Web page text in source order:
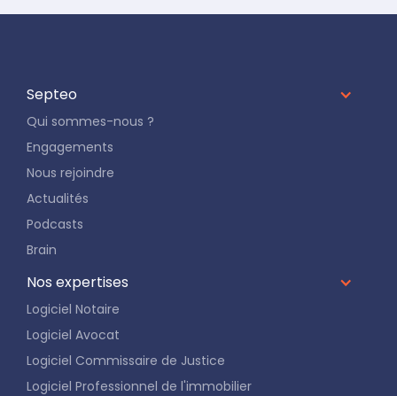
Septeo
Qui sommes-nous ?
Engagements
Nous rejoindre
Actualités
Podcasts
Brain
Nos expertises
Logiciel Notaire
Logiciel Avocat
Logiciel Commissaire de Justice
Logiciel Professionnel de l'immobilier